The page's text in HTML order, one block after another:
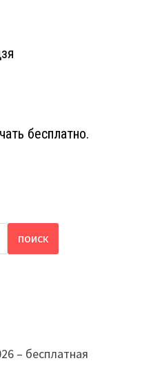
бесплатно.
ПОИСК
– бесплатная